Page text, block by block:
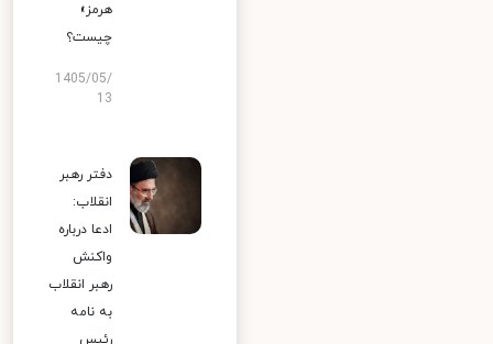
هرمز»
چیست؟
1405/05/
13
دفتر رهبر
انقلاب:
ادعا درباره
واکنش
رهبر انقلاب
به نامه
رئیس